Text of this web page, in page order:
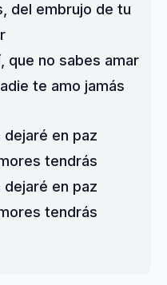
del embrujo de tu
que no sabes amar
te amo jamás
en paz
tendrás
en paz
tendrás